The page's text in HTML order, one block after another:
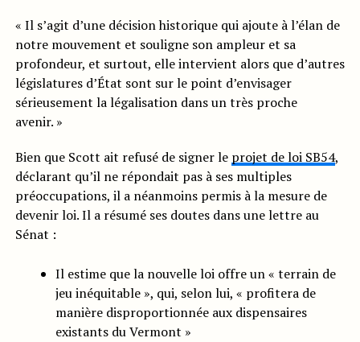
« Il s’agit d’une décision historique qui ajoute à l’élan de
notre mouvement et souligne son ampleur et sa
profondeur, et surtout, elle intervient alors que d’autres
législatures d’État sont sur le point d’envisager
sérieusement la légalisation dans un très proche
avenir. »
Bien que Scott ait refusé de signer le projet de loi SB54,
déclarant qu’il ne répondait pas à ses multiples
préoccupations, il a néanmoins permis à la mesure de
devenir loi. Il a résumé ses doutes dans une lettre au
Sénat :
Il estime que la nouvelle loi offre un « terrain de
jeu inéquitable », qui, selon lui, « profitera de
manière disproportionnée aux dispensaires
existants du Vermont »